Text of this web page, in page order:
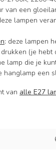
van een
lampen
: deze lampen
(je hebt
lamp die je
hanglamp een
van alle E27